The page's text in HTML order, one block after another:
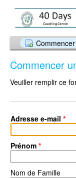
Commencer
Veuiller remplir ce
Adresse e-mail *
Prénom *
Nom de Famille